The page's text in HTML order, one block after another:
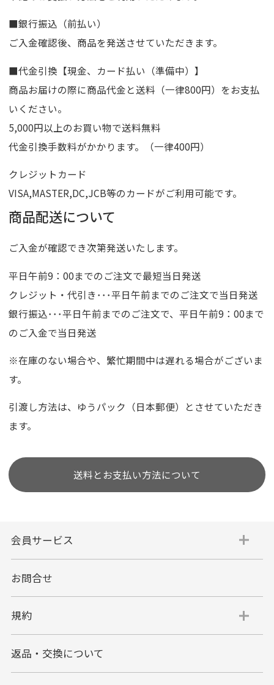
■銀行振込（前払い）
ご入金確認後、商品を発送させていただきます。
■代金引換【現金、カード払い（準備中）】
商品お届けの際に商品代金と送料（一律800円）をお支払
いください。
5,000円以上のお買い物で送料無料
代金引換手数料がかかります。（一律400円）
クレジットカード
VISA,MASTER,DC,JCB等のカードがご利用可能です。
商品配送について
ご入金が確認でき次第発送いたします。
平日午前9：00までのご注文で最短当日発送
クレジット・代引き･･･平日午前までのご注文で当日発送
銀行振込･･･平日午前までのご注文で、平日午前9：00まで
のご入金で当日発送
※在庫のない場合や、繁忙期間中は遅れる場合がございま
す。
引渡し方法は、ゆうパック（日本郵便）とさせていただき
ます。
送料とお支払い方法について
会員サービス
お問合せ
規約
返品・交換について